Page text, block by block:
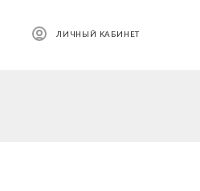
ЛИЧНЫЙ КАБИНЕТ